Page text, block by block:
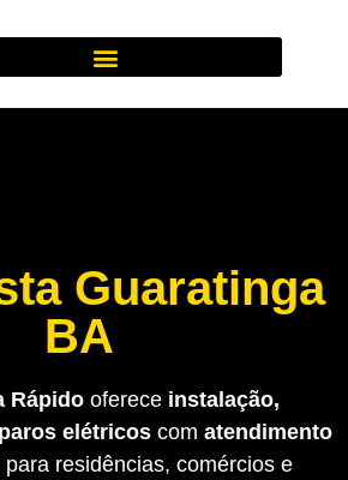
Guaratinga
BA
Rápido oferece instalação,
elétricos com atendimento
para residências, comércios e